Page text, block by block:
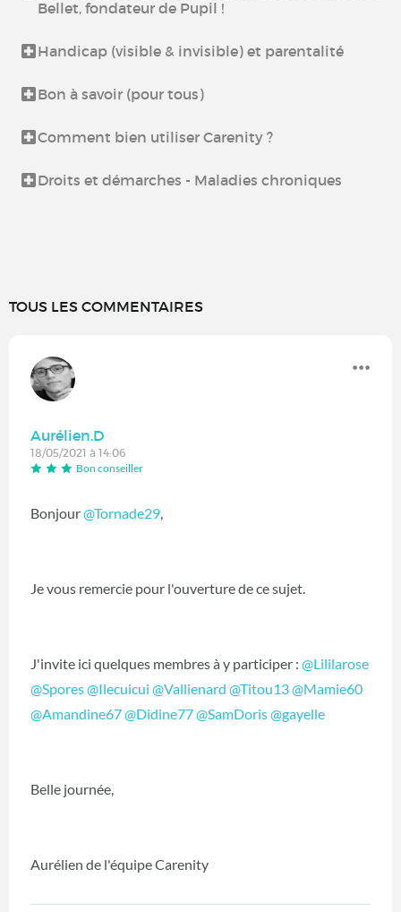
Bellet, fondateur de Pupil !
Handicap (visible & invisible) et parentalité
Bon à savoir (pour tous)
Comment bien utiliser Carenity ?
Droits et démarches - Maladies chroniques
TOUS LES COMMENTAIRES
Aurélien.D
18/05/2021 à 14:06
Bon conseiller
Bonjour@Tornade29‍,
Je vous remercie pour l'ouverture de ce sujet.
J'invite ici quelques membres à y participer : @Lililarose
@Spores@Ilecuicui @Vallienard @Titou13@Mamie60
@Amandine67@Didine77@SamDoris@gayelle
Belle journée,
Aurélien de l'équipe Carenity